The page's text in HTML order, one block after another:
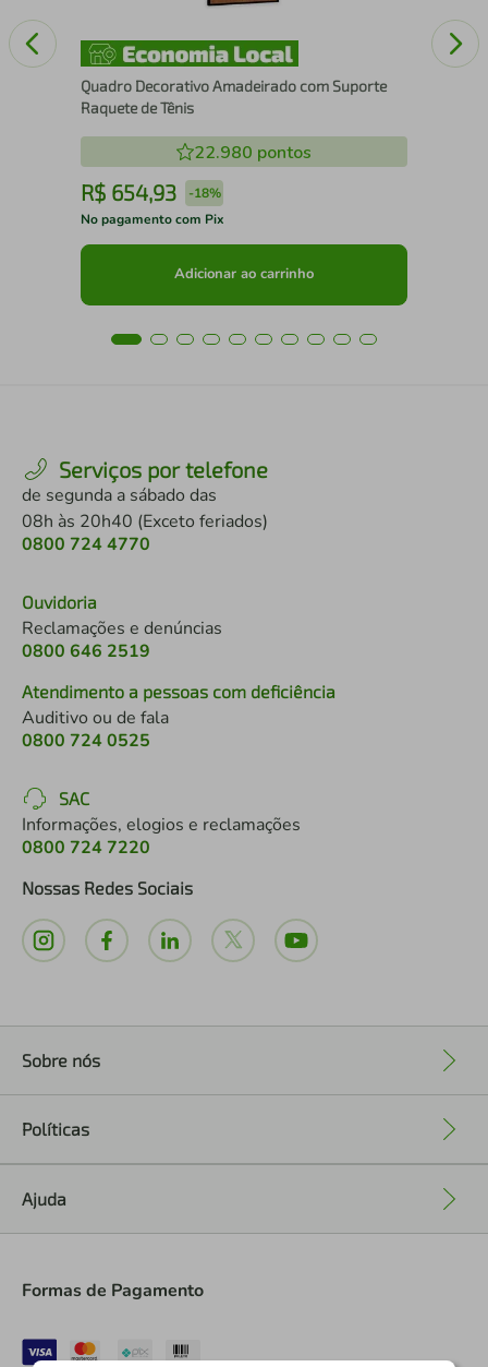
Quadro Decorativo Amadeirado com Suporte
Raquete de Tênis
22.980 pontos
R$ 654,93 -18%
No pagamento com Pix
Adicionar ao carrinho
Serviços por telefone
de segunda a sábado das
08h às 20h40 (Exceto feriados)
0800 724 4770
Ouvidoria
Reclamações e denúncias
0800 646 2519
Atendimento a pessoas com deficiência
Auditivo ou de fala
0800 724 0525
SAC
Informações, elogios e reclamações
0800 724 7220
Nossas Redes Sociais
Sobre nós
Políticas
Ajuda
Formas de Pagamento